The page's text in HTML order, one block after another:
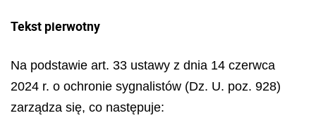
Tekst pierwotny
Na podstawie art. 33 ustawy z dnia 14 czerwca
2024 r. o ochronie sygnalistów (Dz. U. poz. 928)
zarządza się, co następuje: